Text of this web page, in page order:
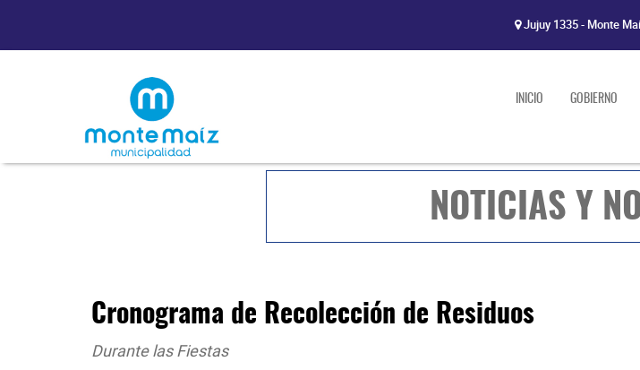
Jujuy 1335 - Monte
INICIO GOBIERNO
NOTICIAS Y
Cronograma de Recolección de Residuos
Durante las Fiestas